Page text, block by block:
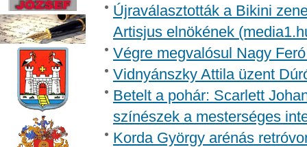
Újraválasztották a Bikini
Artisjus elnökének
Végre megvalósul Nagy
Vidnyánszky Attila üzent
Betelt a pohár: Scarlett
színészek a mesterséges
Korda György arénás